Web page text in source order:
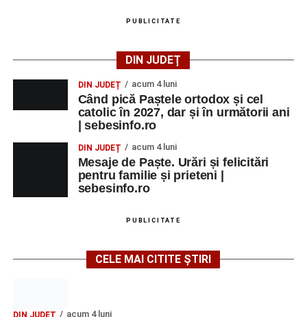
PUBLICITATE
DIN JUDEȚ
DIN JUDEȚ acum 4 luni
Când pică Paștele ortodox și cel
catolic în 2027, dar și în următorii ani
| sebesinfo.ro
DIN JUDEȚ acum 4 luni
Mesaje de Paște. Urări și felicitări
pentru familie și prieteni |
sebesinfo.ro
PUBLICITATE
CELE MAI CITITE ȘTIRI
DIN JUDEȚ acum 4 luni